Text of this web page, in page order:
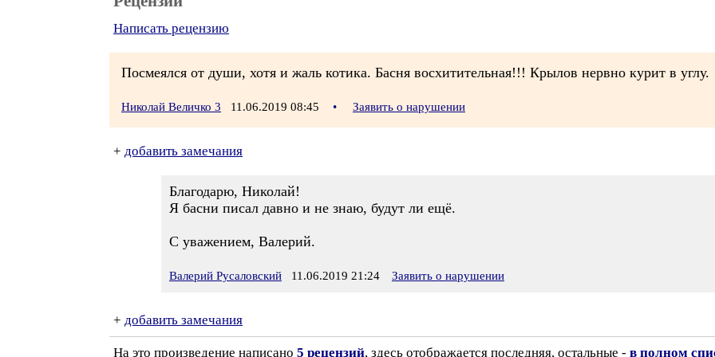
Написать рецензию
Посмеялся от души, хотя и жаль котика. Басня восхитительная!!! Крылов нервно курит в углу.
Николай Величко 3 11.06.2019 08:45 • Заявить о нарушении
+ добавить замечания
Благодарю, Николай!
Я басни писал давно и не знаю, будут ли ещё.
С уважением, Валерий.
Валерий Русаловский 11.06.2019 21:24 Заявить о нарушении
+ добавить замечания
На это произведение написано 5 рецензий, здесь отображается последняя, остальные - в полном